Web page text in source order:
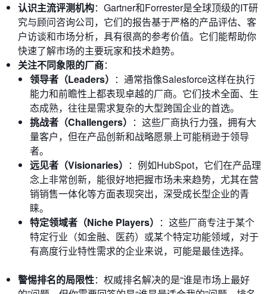
认识主流评测机构：Gartner和Forrester是全球顶级的IT研
究与顾问咨询公司，它们的报告基于严格的产品评估、客
户访谈和市场分析，具有很高的参考价值。它们能帮助你
快速了解市场的主要玩家和技术趋势。
关注不同象限的厂商：
领导者（Leaders） ：通常指像Salesforce这样在执行
能力和前瞻性上都表现卓越的厂商。它们技术全面、生
态成熟，往往是需求复杂的大型跨国企业的首选。
挑战者（Challengers） ：这些厂商执行力强，拥有大
量客户，但在产品创新和战略愿景上可能稍逊于领导
者。
远见者（Visionaries） ：例如HubSpot，它们在产品理
念上非常创新，能很好地把握市场未来趋势，尤其在营
销销售一体化等方面表现突出，深受成长型企业的青
睐。
特定领域者（Niche Players） ：这些厂商专注于某个
特定行业（如金融、医药）或某个特定功能领域，对于
有高度行业特性需求的企业来说，可能是最佳选择。
警惕排名的局限性：权威排名解决的是“谁是市场上最好